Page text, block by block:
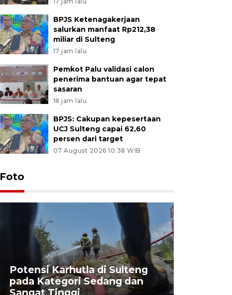
BPJS Ketenagakerjaan
salurkan manfaat Rp212,38
miliar di Sulteng
17 jam lalu
Pemkot Palu validasi calon
penerima bantuan agar tepat
sasaran
18 jam lalu
BPJS: Cakupan kepesertaan
UCJ Sulteng capai 62,60
persen dari target
07 August 2026 10:38 WIB
Foto
Potensi Karhutla di Sulteng
pada Kategori Sedang dan